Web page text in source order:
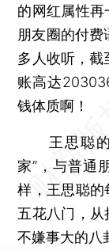
的网红属性
朋友圈的付费
多人收听，截
账高达
钱体质啊！
王思聪的
家”，与普通
样，王思聪
五花八门，
不嫌事大的八